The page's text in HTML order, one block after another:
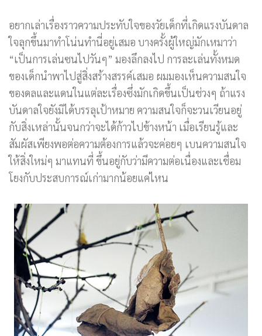
อยากเล่าเรื่องราวความประทับใจของวัยเด็กที่เกิดแรงบันดาล
ใจลุกขึ้นมาทำโน่นทำนี่อยู่เสมอ บางครั้งผู้ใหญ่มักเหมาว่า
“เป็นการเล่นซนไปวันๆ” มองลึกลงไป การละเล่นทั้งหมด
ของเด็กนำพาไปสู่สิ่งสร้างสรรค์เสมอ ผมมองเห็นความสนใจ
ของดลและแดนในแต่ละเรื่องซึ่งมักเกิดขึ้นเป็นช่วงๆ ถ้าแรง
บันดาลใจยังมิได้บรรลุเป้าหมาย ความสนใจก็จะวนเวียนอยู่
กับสิ่งเหล่านั้นจนกว่าจะได้ก้าวไปข้างหน้า เมื่อเรียนรู้และ
สัมผัสเพียงพอต่อความต้องการแล้วจะค่อยๆ เบนความสนใจ
ให้สิ่งใหม่ๆ มาแทนที่ ขึ้นอยู่กับว่ามีความต่อเนื่องและเชื่อม
โยงกับประสบการณ์เก่ามากน้อยแค่ไหน